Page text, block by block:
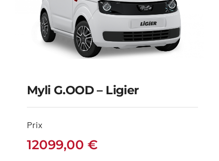
Myli G.OOD – Ligier
12099,00
Myli G.OOD – Ligier
Prix
12099,00 €